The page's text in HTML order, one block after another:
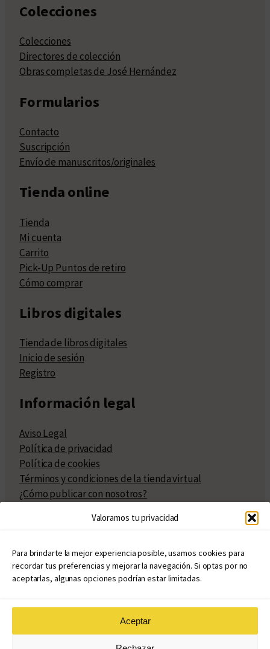
Valoramos tu privacidad
Para brindarte la mejor experiencia posible, usamos cookies para
recordar tus preferencias y mejorar la navegación. Si optas por no
aceptarlas, algunas opciones podrían estar limitadas.
Aceptar
Colecciones
Colecciones
Directores de colección
Obras completas de José Hernández
Formularios
Contacto
Suscripción
Envío de manuscritos/originales
Tienda online
Tienda
Mi cuenta
Carrito
Pick-Up Puntos de retiro
Cómo comprar
Libros digitales
Tienda de libros digitales
Inicio de sesión
Registro
Información legal
Aviso Legal
Política de privacidad
Política de cookies
Términos y condiciones de la tienda virtual
¿Cómo publicar con nosotros?
Políticas de publicación
Políticas de coedición
Atribuciones